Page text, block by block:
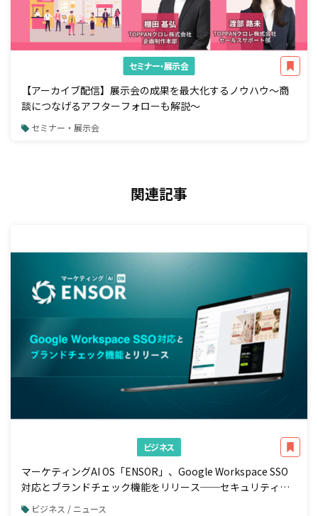
セミナー・展示会
【アーカイブ配信】展示会の成果を最大化するノウハウ～商
談につなげるアフターフォローも解説～
セミナー・展示会
関連記事
ビジネス
マーケティングAI OS「ENSOR」、Google Workspace SSO
対応とブランドチェック機能をリリース──セキュリティ強
化と広告配信前の自動コンプラ検知を一体で実現
ビジネス / ニュース